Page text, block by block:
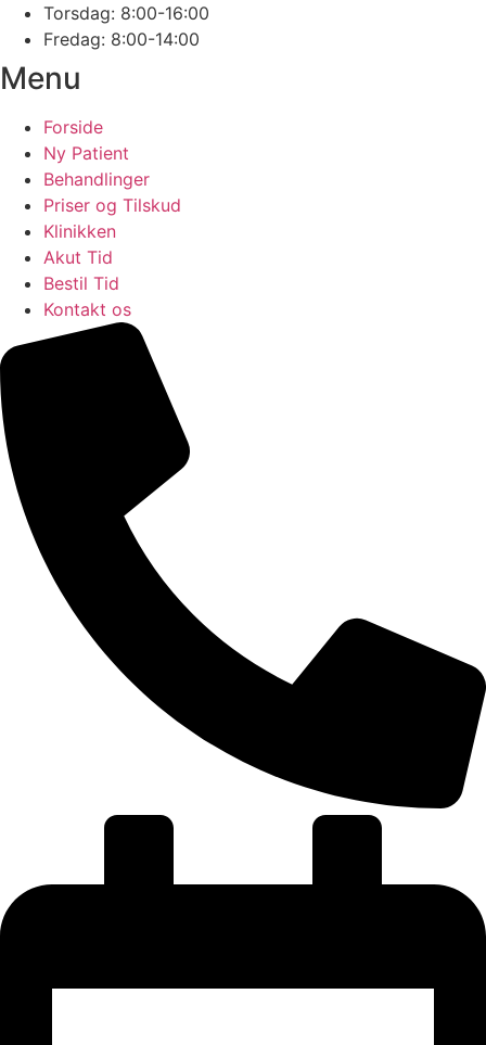
Torsdag: 8:00-16:00
Fredag: 8:00-14:00
Menu
Forside
Ny Patient
Behandlinger
Priser og Tilskud
Klinikken
Akut Tid
Bestil Tid
Kontakt os